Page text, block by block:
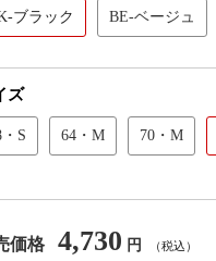
ブラック BE-ベージュ
ズ
S 64・M 70・M
価格 4,730 円 （税込）